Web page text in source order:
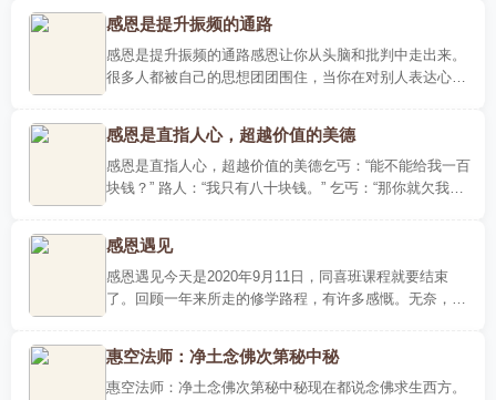
感恩是提升振频的通路
感恩是提升振频的通路感恩让你从头脑和批判中走出来。
很多人都被自己的思想团团围住，当你在对别人表达心中
感恩是直指人心，超越价值的美德
感恩是直指人心，超越价值的美德乞丐：“能不能给我一百
块钱？” 路人：“我只有八十块钱。” 乞丐：“那你就欠我二
感恩遇见
感恩遇见今天是2020年9月11日，同喜班课程就要结束
了。回顾一年来所走的修学路程，有许多感慨。无奈，内
惠空法师：净土念佛次第秘中秘
惠空法师：净土念佛次第秘中秘现在都说念佛求生西方。